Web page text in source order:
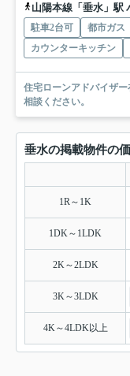
山陽本線「垂水」駅 バ
駐車2台可 都市ガス
カウンターキッチン
住宅ローンアドバイザ
相談ください。
垂水の掲載物件の
1R～1K
1DK～1LDK
2K～2LDK
3K～3LDK
4K～4LDK以上